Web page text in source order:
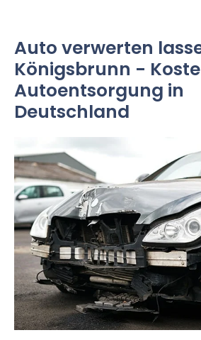
Auto verwerten
Königsbrunn -
Autoentsorgung in
Deutschland